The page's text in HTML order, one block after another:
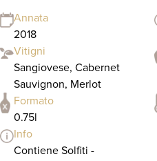
Annata
2018
Vitigni
Sangiovese, Cabernet
Sauvignon, Merlot
Formato
0.75l
Info
Contiene Solfiti -